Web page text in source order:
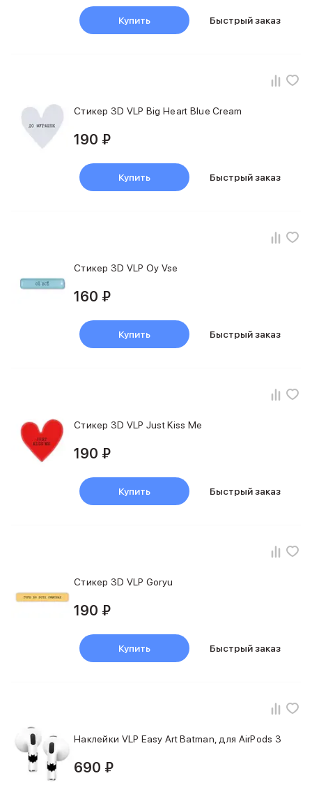
Купить Быстрый заказ
Стикер 3D VLP Big Heart Blue Cream
190 ₽
Купить Быстрый заказ
Стикер 3D VLP Oy Vse
160 ₽
Купить Быстрый заказ
Стикер 3D VLP Just Kiss Me
190 ₽
Купить Быстрый заказ
Стикер 3D VLP Goryu
190 ₽
Купить Быстрый заказ
Наклейки VLP Easy Art Batman, для AirPods 3
690 ₽